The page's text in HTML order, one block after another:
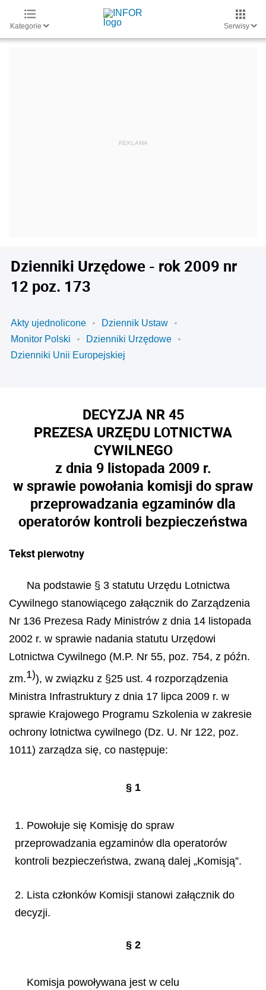
Kategorie Serwisy
Dzienniki Urzędowe - rok 2009 nr
12 poz. 173
Akty ujednolicone
Dziennik Ustaw
Monitor Polski
Dzienniki Urzędowe
Dzienniki Unii Europejskiej
DECYZJA NR 45
PREZESA URZĘDU LOTNICTWA
CYWILNEGO
z dnia 9 listopada 2009 r.
w sprawie powołania komisji do spraw
przeprowadzania egzaminów dla
operatorów kontroli bezpieczeństwa
Tekst pierwotny
Na podstawie § 3 statutu Urzędu Lotnictwa
Cywilnego stanowiącego załącznik do Zarządzenia
Nr 136 Prezesa Rady Ministrów z dnia 14 listopada
2002 r. w sprawie nadania statutu Urzędowi
Lotnictwa Cywilnego (M.P. Nr 55, poz. 754, z późn.
zm.1)), w związku z §25 ust. 4 rozporządzenia
Ministra Infrastruktury z dnia 17 lipca 2009 r. w
sprawie Krajowego Programu Szkolenia w zakresie
ochrony lotnictwa cywilnego (Dz. U. Nr 122, poz.
1011) zarządza się, co następuje:
§ 1
1. Powołuje się Komisję do spraw
przeprowadzania egzaminów dla operatorów
kontroli bezpieczeństwa, zwaną dalej „Komisją”.
2. Lista członków Komisji stanowi załącznik do
decyzji.
§ 2
Komisja powoływana jest w celu